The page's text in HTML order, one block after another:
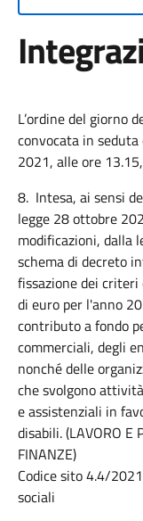
L’ordine del giorno
convocata in
2021, alle ore
8. Intesa, ai sensi
legge 28 ottobre
modificazioni, dalla
schema di decreto
fissazione dei
di euro per l'anno
contributo a fondo
commerciali, degli
nonché delle
che svolgono
e assistenziali in
disabili. (LAVORO E
FINANZE)
Codice sito 4.4/
sociali